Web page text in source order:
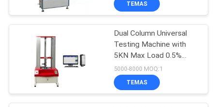
SITE
HARITASI
PRIVACY
POLICY
Banbury Mikser
32
TEMAS
Dual Column Universal
Testing Machine with
5KN Max Load 0.5%
Accuracy and 380mm
Testing Width
5000-8000 MOQ:1
TEMAS